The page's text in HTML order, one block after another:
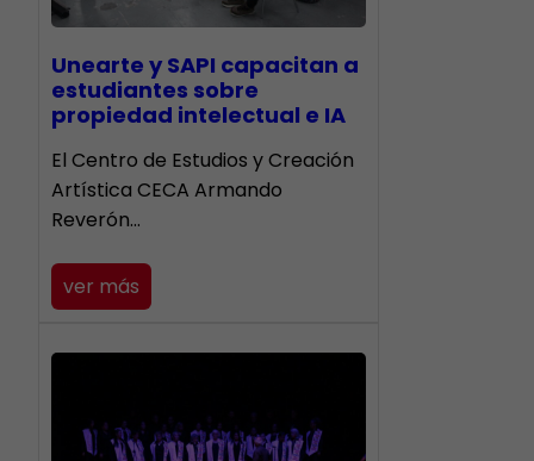
Unearte y SAPI capacitan a
estudiantes sobre
propiedad intelectual e IA
El Centro de Estudios y Creación
Artística CECA Armando
Reverón…
ver más